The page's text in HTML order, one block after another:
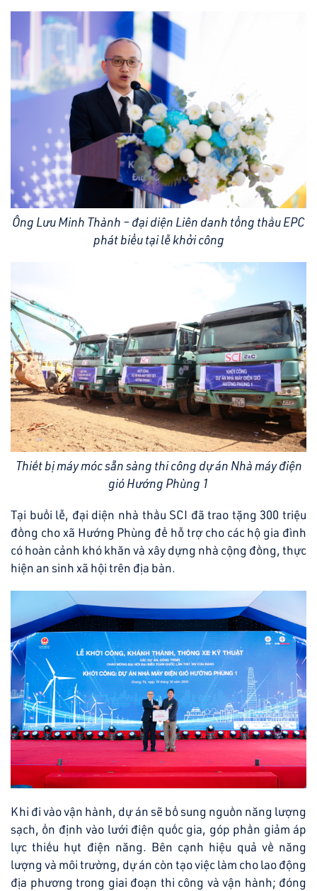
Ông Lưu Minh Thành – đại diện Liên danh tổng thầu EPC
phát biểu tại lễ khởi công
Thiết bị máy móc sẵn sàng thi công dự án Nhà máy điện
gió Hướng Phùng 1
Tại buổi lễ, đại diện nhà thầu SCI đã trao tặng 300 triệu
đồng cho xã Hướng Phùng để hỗ trợ cho các hộ gia đình
có hoàn cảnh khó khăn và xây dựng nhà cộng đồng, thực
hiện an sinh xã hội trên địa bàn.
Khi đi vào vận hành, dự án sẽ bổ sung nguồn năng lượng
sạch, ổn định vào lưới điện quốc gia, góp phần giảm áp
lực thiếu hụt điện năng. Bên cạnh hiệu quả về năng
lượng và môi trường, dự án còn tạo việc làm cho lao động
địa phương trong giai đoạn thi công và vận hành; đóng